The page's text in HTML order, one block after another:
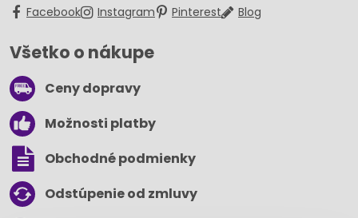
Facebook Instagram Pinterest Blog
Všetko o nákupe
Ceny dopravy
Možnosti platby
Obchodné podmienky
Odstúpenie od zmluvy